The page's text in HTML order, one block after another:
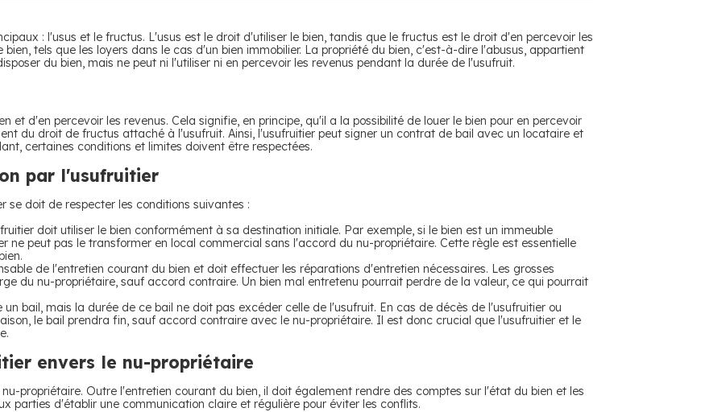
: l'usus et le fructus. L'usus est le droit d'utiliser le bien, tandis que le fructus est le droit d'en percevoir les
tels que les loyers dans le cas d'un bien immobilier. La propriété du bien, c'est-à-dire l'abusus, appartient
du bien, mais ne peut ni l'utiliser ni en percevoir les revenus pendant la durée de l'usufruit.
et d'en percevoir les revenus. Cela signifie, en principe, qu'il a la possibilité de louer le bien pour en percevoir
du droit de fructus attaché à l'usufruit. Ainsi, l'usufruitier peut signer un contrat de bail avec un locataire et
certaines conditions et limites doivent être respectées.
par l'usufruitier
se doit de respecter les conditions suivantes :
doit utiliser le bien conformément à sa destination initiale. Par exemple, si le bien est un immeuble
ne peut pas le transformer en local commercial sans l'accord du nu-propriétaire. Cette règle est essentielle
de l'entretien courant du bien et doit effectuer les réparations d'entretien nécessaires. Les grosses
du nu-propriétaire, sauf accord contraire. Un bien mal entretenu pourrait perdre de la valeur, ce qui pourrait
bail, mais la durée de ce bail ne doit pas excéder celle de l'usufruit. En cas de décès de l'usufruitier ou
le bail prendra fin, sauf accord contraire avec le nu-propriétaire. Il est donc crucial que l'usufruitier et le
envers le nu-propriétaire
propriétaire. Outre l'entretien courant du bien, il doit également rendre des comptes sur l'état du bien et les
parties d'établir une communication claire et régulière pour éviter les conflits.